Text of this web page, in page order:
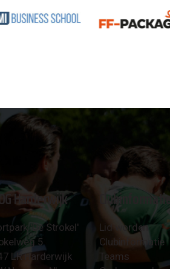
Harderwijk
'De Strokel'
5
LR Harderwijk
Lid worden
Clubinformatie
Teams